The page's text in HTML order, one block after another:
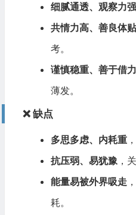
细腻通透、观察力强
共情力高、善良体贴
考。
谨慎稳重、善于借力
薄发。
❌ 缺点
多思多虑、内耗重
抗压弱、易犹豫，
能量易被外界吸走
耗。